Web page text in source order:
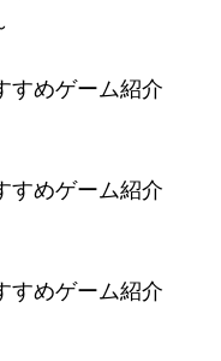
すめゲーム紹介
すめゲーム紹介
すめゲーム紹介